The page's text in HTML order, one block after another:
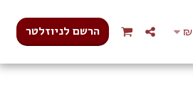
₪ הרשם לניוזלטר